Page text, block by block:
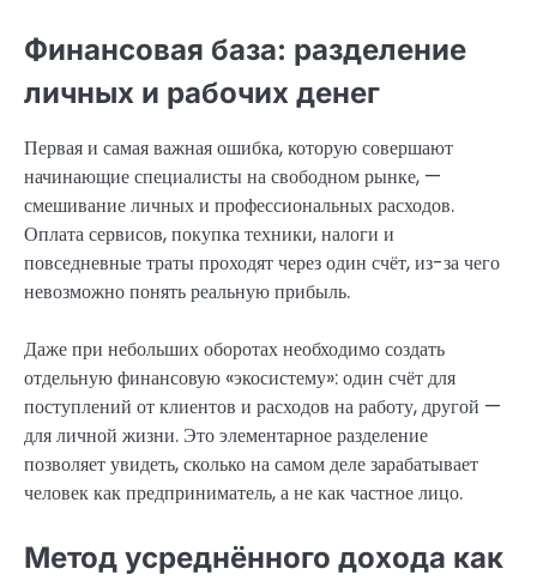
Финансовая база: разделение
личных и рабочих денег
Первая и самая важная ошибка, которую совершают
начинающие специалисты на свободном рынке, —
смешивание личных и профессиональных расходов.
Оплата сервисов, покупка техники, налоги и
повседневные траты проходят через один счёт, из-за чего
невозможно понять реальную прибыль.
Даже при небольших оборотах необходимо создать
отдельную финансовую «экосистему»: один счёт для
поступлений от клиентов и расходов на работу, другой —
для личной жизни. Это элементарное разделение
позволяет увидеть, сколько на самом деле зарабатывает
человек как предприниматель, а не как частное лицо.
Метод усреднённого дохода как